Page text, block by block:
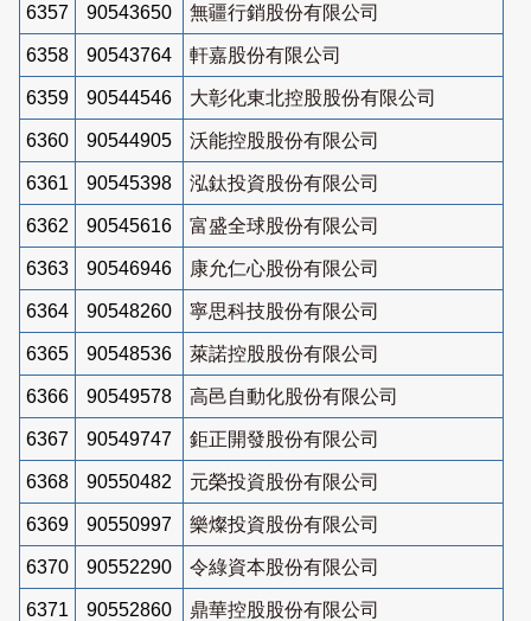
6357 90543650 無疆行銷股份有限公司
6358 90543764 軒嘉股份有限公司
6359 90544546 大彰化東北控股股份有限公司
6360 90544905 沃能控股股份有限公司
6361 90545398 泓鈦投資股份有限公司
6362 90545616 富盛全球股份有限公司
6363 90546946 康允仁心股份有限公司
6364 90548260 寧思科技股份有限公司
6365 90548536 萊諾控股股份有限公司
6366 90549578 高邑自動化股份有限公司
6367 90549747 鉅正開發股份有限公司
6368 90550482 元榮投資股份有限公司
6369 90550997 樂燦投資股份有限公司
6370 90552290 令綠資本股份有限公司
6371 90552860 鼎華控股股份有限公司